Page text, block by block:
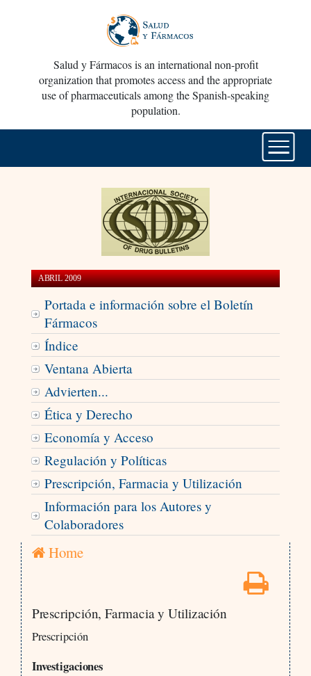
Salud y Fármacos is an international non-profit
organization that promotes access and the appropriate
use of pharmaceuticals among the Spanish-speaking
population.
ABRIL 2009
Portada e información sobre el Boletín
Fármacos
Índice
Ventana Abierta
Advierten...
Ética y Derecho
Economía y Acceso
Regulación y Políticas
Prescripción, Farmacia y Utilización
Información para los Autores y
Colaboradores
Home
Prescripción, Farmacia y Utilización
Prescripción
Investigaciones